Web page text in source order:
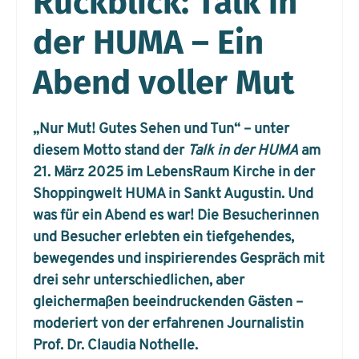
der HUMA – Ein
Abend voller Mut
„Nur Mut! Gutes Sehen und Tun“ – unter
diesem Motto stand der Talk in der HUMA am
21. März 2025 im LebensRaum Kirche in der
Shoppingwelt HUMA in Sankt Augustin. Und
was für ein Abend es war! Die Besucherinnen
und Besucher erlebten ein tiefgehendes,
bewegendes und inspirierendes Gespräch mit
drei sehr unterschiedlichen, aber
gleichermaßen beeindruckenden Gästen –
moderiert von der erfahrenen Journalistin
Prof. Dr. Claudia Nothelle.